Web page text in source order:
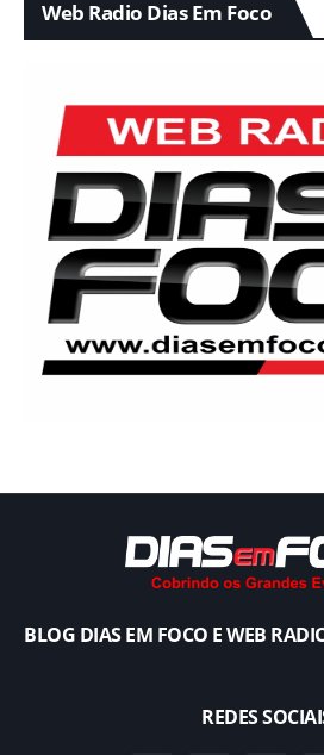
Web Radio Dias Em Foco
BLOG DIAS EM FOCO E WEB
REDES